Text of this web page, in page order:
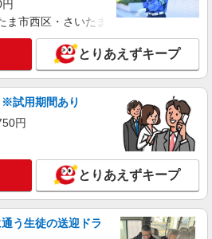
バイル】の店舗スタッフ
円〜2000円（経験・能力による） ※
★交通費別途支給（規定あり） ゜
。・゜+゜・。○。・゜+゜ 入社祝い金10
介頂くと, インセンテ
い・週払い可能（規程
・。○。・゜+゜・。○。・゜+゜
県和歌山市の楽天モバイルショップ
詳細を見る
スタッフ【Y!mobile】
円〜 ※残業代支給 ★交通費別途支給
ま市西区・さいたま市岩槻区・久喜市・
とりあえずキープ
試用期間あり
円
とりあえずキープ
う生徒の送迎ドラ